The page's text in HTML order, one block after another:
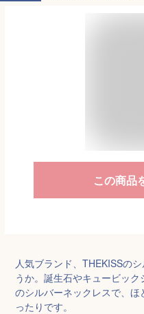
この商品
人気ブランド、THEKISSの
うか。誕生石やキュービッ
のシルバーネックレスで、
ったりです。